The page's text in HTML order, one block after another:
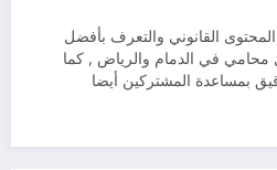
القانوني والتعرف بأفضل
في الدمام والرياض , كما
بمساعدة المشتركين أيضا